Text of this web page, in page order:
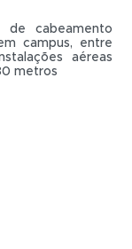
de cabeamento
campus, entre
aéreas
metros